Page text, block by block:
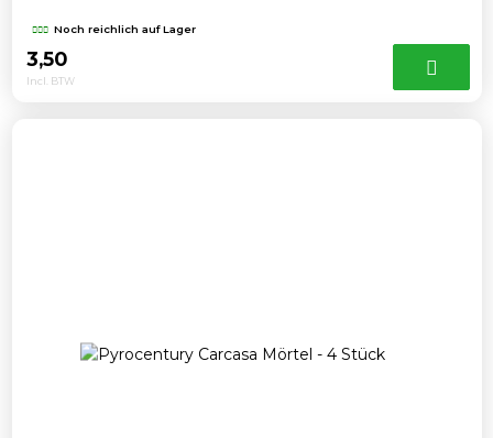
Noch reichlich auf Lager
3,50
Incl. BTW